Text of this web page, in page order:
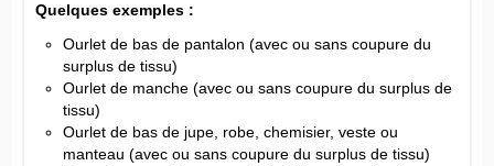
Quelques exemples :
Ourlet de bas de pantalon (avec ou sans coupure du
surplus de tissu)
Ourlet de manche (avec ou sans coupure du surplus de
tissu)
Ourlet de bas de jupe, robe, chemisier, veste ou
manteau (avec ou sans coupure du surplus de tissu)